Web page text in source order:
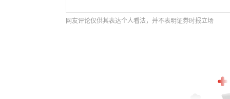
网友评论仅供其表达个人看法，并不表明证券时报立场